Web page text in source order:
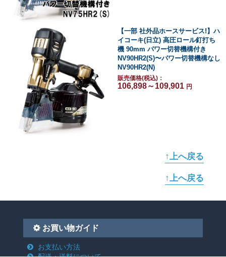
【一部 社外品ホースサービス!】ハ
イコーキ(日立) 高圧ロール釘打ち
機 90mm パワー切替機構付き
NV90HR2(S)〜パワー切替機構なし
NV90HR2(N)
販売価格(税込)：
106,898～109,901 円
↑上へ戻る
↑上へ戻る
お買い物ガイド
お支払い方法